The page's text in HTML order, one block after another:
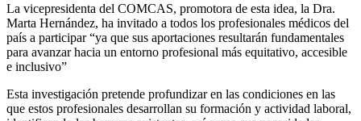
La vicepresidenta del COMCAS, promotora de esta idea, la Dra.
Marta Hernández, ha invitado a todos los profesionales médicos del
país a participar “ya que sus aportaciones resultarán fundamentales
para avanzar hacia un entorno profesional más equitativo, accesible
e inclusivo”
Esta investigación pretende profundizar en las condiciones en las
que estos profesionales desarrollan su formación y actividad laboral,